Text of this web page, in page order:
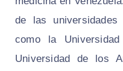
de las
como la
Universidad de los